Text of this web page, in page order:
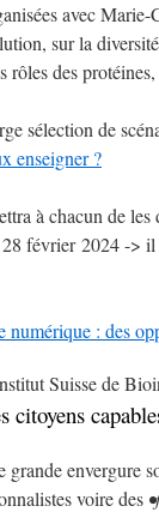
avec
sur la
rôles des
sélection de
enseigner ?
à chacun de
février 2024 ->
: des
Suisse de
citoyens
grande envergure
voire des